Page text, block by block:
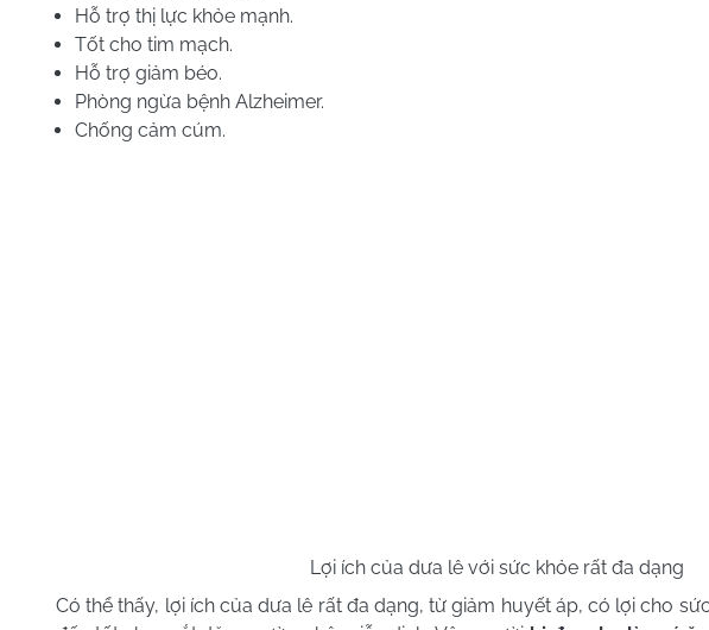
Hỗ trợ thị lực khỏe mạnh.
Tốt cho tim mạch.
Hỗ trợ giảm béo.
Phòng ngừa bệnh Alzheimer.
Chống cảm cúm.
Lợi ích của dưa lê với sức khỏe rất đa dạng
Có thể thấy, lợi ích của dưa lê rất đa dạng, từ giảm huyết áp, có lợi cho